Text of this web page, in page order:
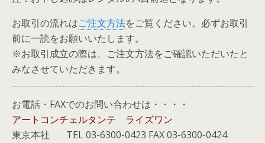
お取引の流れはご注文方法をご覧ください。必ずお取引
前に一読をお願いいたします。
※お取引成立の際は、ご注文方法をご確認いただいたと
みなさせていただきます。
お電話・FAXでのお問い合わせは・・・・
アートコンチェルタンテ ライズワン
東京本社 TEL 03-6300-0423 FAX 03-6300-0424